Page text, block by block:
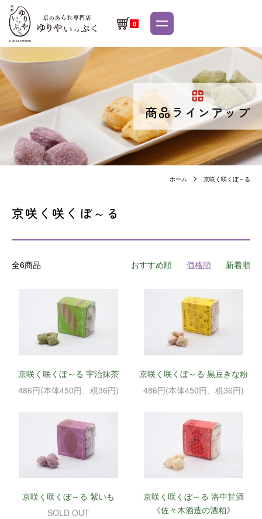
0
商品ラインアップ
ホーム 京咲く咲くぼ～る
京咲く咲くぼ～る
全6商品 おすすめ順 価格順 新着順
京咲く咲くぼ～る 宇治抹茶
486円(本体450円、税36円)
京咲く咲くぼ～る 黒豆きな粉
486円(本体450円、税36円)
京咲く咲くぼ～る 紫いも
SOLD OUT
京咲く咲くぼ～る 洛中甘酒
《佐々木酒造の酒粕》